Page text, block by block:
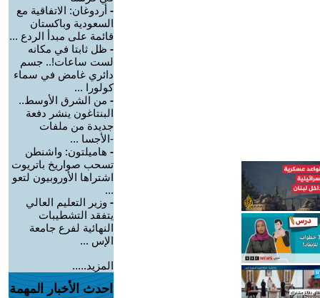
- أردوغان: الاتفاقية مع
السعودية وباكستان
قائمة على مبدأ الردع ...
- ظل ثابتا في مكانه
لست ساعات!.. جسم
دائري غامض في سماء
كولورا ...
- من الشرق الأوسط..
البنتاغون ينشر دفعة
جديدة من ملفات
-الأجسا ...
- هاميلتون: واشنطن
تسحب صواريخ باتريوت
اشتراها الأوروبيون لتعو
...
- وزير التعليم العالي
يتفقد التشطيبات
النهائية لفرع جامعة
الإس ...
المزيد.....
احدث الأخبار المهمة